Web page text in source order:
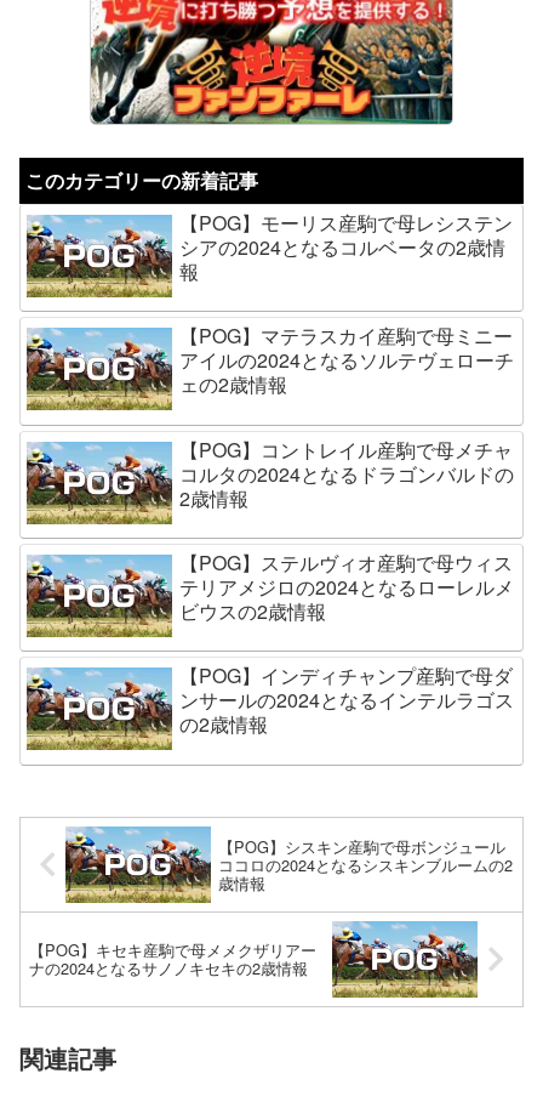
このカテゴリーの新着記事
【POG】モーリス産駒で母レシステン
シアの2024となるコルベータの2歳情
報
【POG】マテラスカイ産駒で母ミニー
アイルの2024となるソルテヴェローチ
ェの2歳情報
【POG】コントレイル産駒で母メチャ
コルタの2024となるドラゴンバルドの
2歳情報
【POG】ステルヴィオ産駒で母ウィス
テリアメジロの2024となるローレルメ
ビウスの2歳情報
【POG】インディチャンプ産駒で母ダ
ンサールの2024となるインテルラゴス
の2歳情報
【POG】シスキン産駒で母ボンジュール
ココロの2024となるシスキンブルームの2
歳情報
【POG】キセキ産駒で母メメクザリアー
ナの2024となるサノノキセキの2歳情報
関連記事